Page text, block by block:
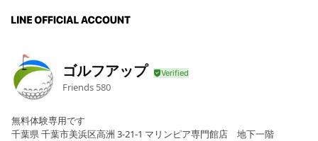
ゴルフアップ
Friends 580
無料体験専用です
千葉県 千葉市美浜区高洲 3-21-1 マリンピア専門館店 地下一階